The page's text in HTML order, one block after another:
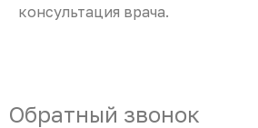
консультация врача.
Обратный звонок